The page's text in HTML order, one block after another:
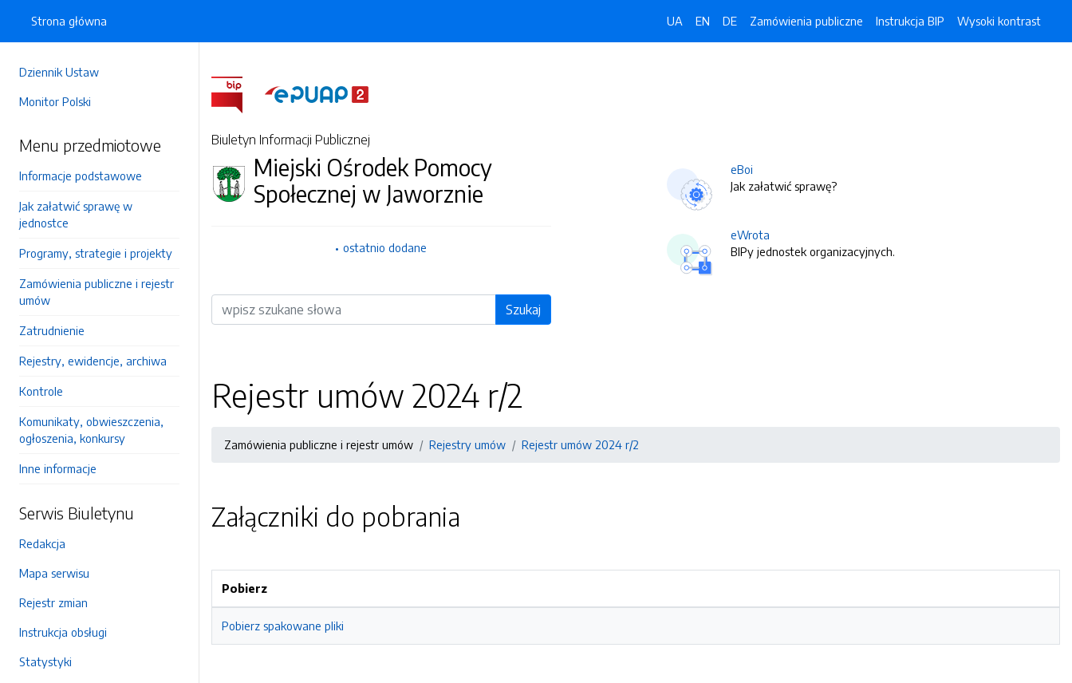
Dziennik Ustaw
Monitor Polski
Menu przedmiotowe
Informacje podstawowe
Jak załatwić sprawę w
jednostce
Programy, strategie i projekty
Zamówienia publiczne i rejestr
umów
Zatrudnienie
Rejestry, ewidencje, archiwa
Kontrole
Komunikaty, obwieszczenia,
ogłoszenia, konkursy
Inne informacje
Serwis Biuletynu
Redakcja
Mapa serwisu
Rejestr zmian
Instrukcja obsługi
Statystyki
Strona główna UA EN DE Zamówienia publiczne Instrukcja BIP Wysoki kontrast
Biuletyn Informacji Publicznej
Miejski Ośrodek Pomocy
Społecznej w Jaworznie
ostatnio dodane
Wyszukiwarka Szukaj
eBoi
Jak załatwić sprawę?
eWrota
BIPy jednostek organizacyjnych.
Rejestr umów 2024 r/2
Zamówienia publiczne i rejestr umów Rejestry umów Rejestr umów 2024 r/2
Załączniki do pobrania
Pobierz
Pobierz spakowane pliki